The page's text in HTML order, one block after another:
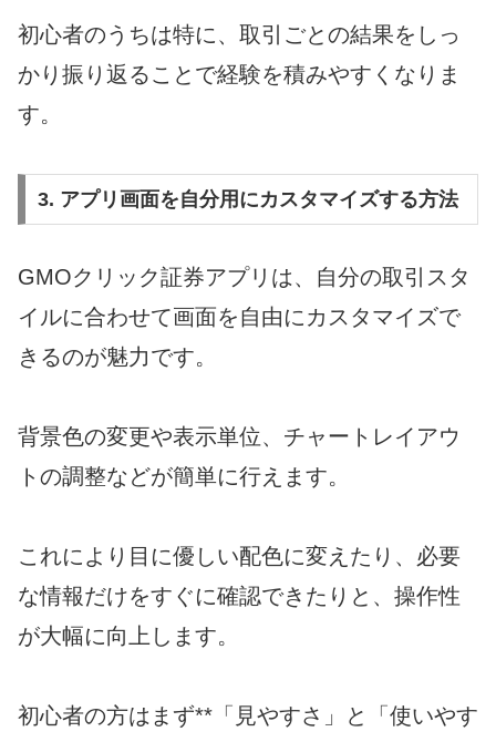
初心者のうちは特に、取引ごとの結果をしっ
かり振り返ることで経験を積みやすくなりま
す。
3. アプリ画面を自分用にカスタマイズする方法
GMOクリック証券アプリは、自分の取引スタ
イルに合わせて画面を自由にカスタマイズで
きるのが魅力です。
背景色の変更や表示単位、チャートレイアウ
トの調整などが簡単に行えます。
これにより目に優しい配色に変えたり、必要
な情報だけをすぐに確認できたりと、操作性
が大幅に向上します。
初心者の方はまず**「見やすさ」と「使いやす